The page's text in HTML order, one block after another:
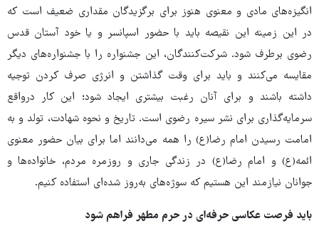
انگیزه‌های مادی و معنوی هنوز برای برگزیدگان مقداری ضعیف است که
در این زمینه این نقیصه باید با حضور اسپانسر و یا خود آستان قدس
رضوی برطرف شود. شرکت‌کنندگان، این جشنواره را با جشنواره‌های دیگر
مقایسه می‌کنند و باید برای وقت گذاشتن و انرژی صرف کردن توجیه
داشته باشند و برای آنان رغبت بیشتری ایجاد شود؛ این کار درواقع
سرمایه‌گذاری برای نشر سیره رضوی است. تاریخ و نحوه شهادت، تولد و به
امامت رسیدن امام رضا(ع) را همه می‌دانند اما برای بیان حضور معنوی
ائمه(ع) و امام رضا(ع) در زندگی جاری و روزمره مردم، خانواده‌ها و
جوانان نیازمند این هستیم که سوژه‌های به‌روز شده‌ای استفاده کنیم.
باید فرصت عکاسی حرفه‌ای در حرم مطهر فراهم شود